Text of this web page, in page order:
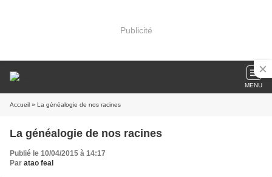
Publicité
MENU
Accueil » La généalogie de nos racines
La généalogie de nos racines
Publié le 10/04/2015 à 14:17
Par atao feal